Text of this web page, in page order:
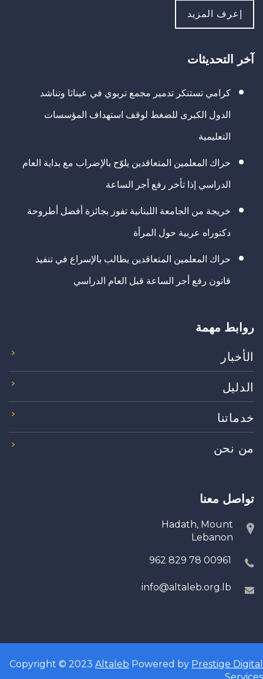
إعرف المزيد
آخر التحديثات
كرامي تستنكر تدمير مجمع تربوي في عيناثا وتناشد
الدول الكبرى للضغط لوقف استهداف المؤسسات
التعليمية
حراك المعلمين المتعاقدين يلوّح بالإضراب مع بداية العام
الدراسي إذا تأخر رفع أجر الساعة
خريجة من الجامعة اللبنانية تفوز بجائزة أفضل أطروحة
دكتوراه عربية حول المرأة
حراك المعلمين المتعاقدين يطالب بالإسراع في تنفيذ
قانون رفع أجر الساعة قبل العام الدراسي
روابط مهمة
الأخبار
الدليل
خدماتنا
من نحن
تواصل معنا
Hadath, Mount
Lebanon
00961 78 829 962
info@altaleb.org.lb
Copyright © 2023 Altaleb Powered by Prestige Digital
Services